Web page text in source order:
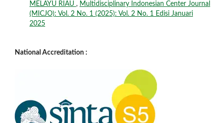
MELAYU RIAU , Multidisciplinary Indonesian Center Journal
(MICJO): Vol. 2 No. 1 (2025): Vol. 2 No. 1 Edisi Januari
2025
National Accreditation :